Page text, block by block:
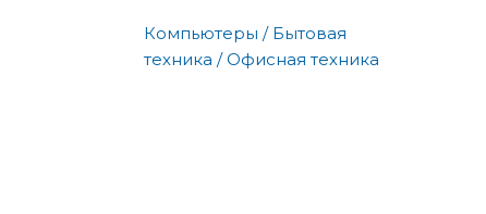
Компьютеры / Бытовая
техника / Офисная техника